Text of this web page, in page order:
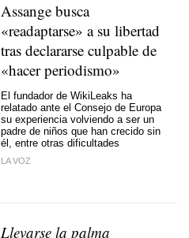
Assange busca
«readaptarse» a su libertad
tras declararse culpable de
«hacer periodismo»
El fundador de WikiLeaks ha
relatado ante el Consejo de Europa
su experiencia volviendo a ser un
padre de niños que han crecido sin
él, entre otras dificultades
LA VOZ
Llevarse la palma